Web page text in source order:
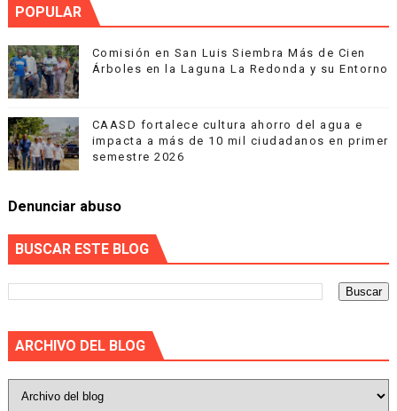
POPULAR
Comisión en San Luis Siembra Más de Cien
Árboles en la Laguna La Redonda y su Entorno
CAASD fortalece cultura ahorro del agua e
impacta a más de 10 mil ciudadanos en primer
semestre 2026
Denunciar abuso
BUSCAR ESTE BLOG
ARCHIVO DEL BLOG